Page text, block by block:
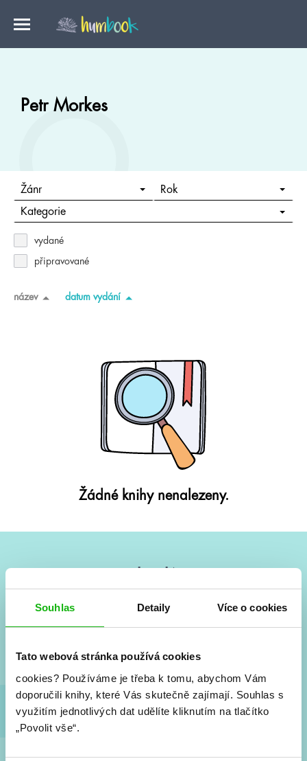
Souhlas Detaily Více o cookies
Tato webová stránka používá cookies
cookies? Používáme je třeba k tomu, abychom Vám
doporučili knihy, které Vás skutečně zajímají. Souhlas s
využitím jednotlivých dat udělíte kliknutím na tlačítko
„Povolit vše“.
Petr Morkes
Žánr Rok
Kategorie
vydané
připravované
název datum vydání
Žádné knihy nenalezeny.
Vše kolem #youngadult každý měsíc rovnou do mailu!
a seriálové adaptace a další.